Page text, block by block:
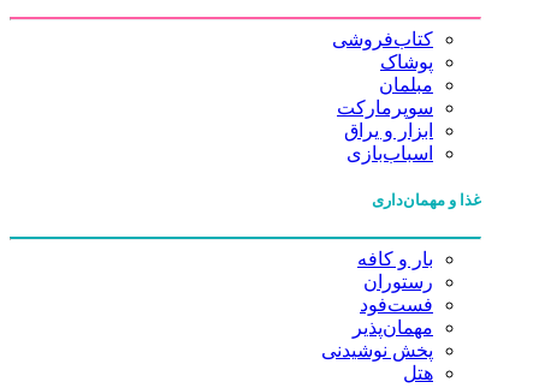
کتاب‌فروشی
پوشاک
مبلمان
سوپرمارکت
ابزار و یراق
اسباب‌بازی
غذا و مهمان‌داری
بار و کافه
رستوران
فست‌فود
مهمان‌پذیر
پخش نوشیدنی
هتل